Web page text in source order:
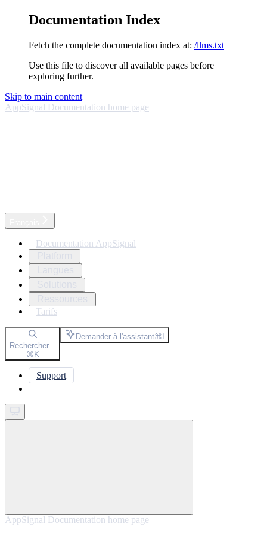
Documentation Index
Fetch the complete documentation index at: /llms.txt
Use this file to discover all available pages before
exploring further.
Skip to main content
AppSignal Documentation home page
Documentation AppSignal
Tarifs
Rechercher...
⌘K
Demander à l'assistant⌘I
Support
AppSignal Documentation home page